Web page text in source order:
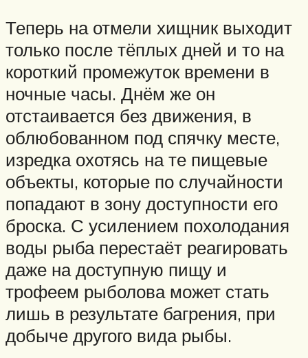
Теперь на отмели хищник выходит
только после тёплых дней и то на
короткий промежуток времени в
ночные часы. Днём же он
отстаивается без движения, в
облюбованном под спячку месте,
изредка охотясь на те пищевые
объекты, которые по случайности
попадают в зону доступности его
броска. С усилением похолодания
воды рыба перестаёт реагировать
даже на доступную пищу и
трофеем рыболова может стать
лишь в результате багрения, при
добыче другого вида рыбы.